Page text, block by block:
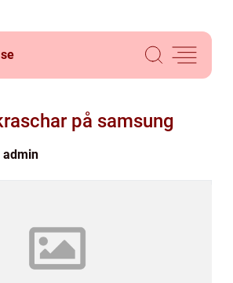
se
på samsung
admin